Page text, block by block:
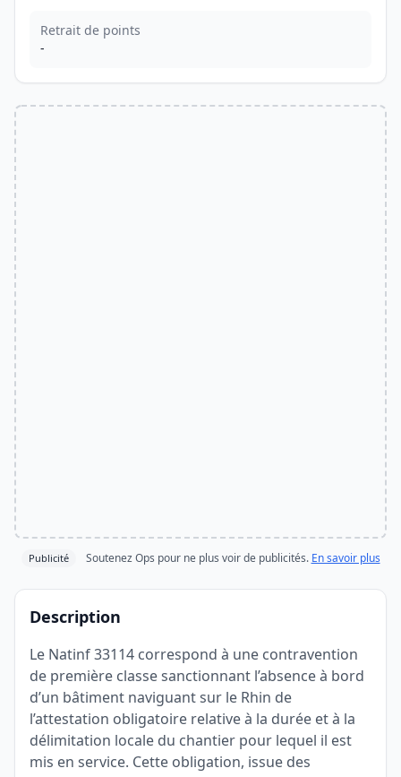
Retrait de points
-
Publicité Soutenez Ops pour ne plus voir de publicités. En savoir plus
Description
Le Natinf 33114 correspond à une contravention
de première classe sanctionnant l’absence à bord
d’un bâtiment naviguant sur le Rhin de
l’attestation obligatoire relative à la durée et à la
délimitation locale du chantier pour lequel il est
mis en service. Cette obligation, issue des